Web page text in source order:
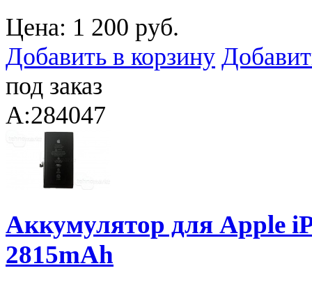
Цена: 1 200 руб.
Добавить в корзину
под заказ
A:284047
Аккумулятор для Apple
2815mAh